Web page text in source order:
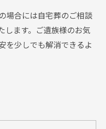
場合には自宅葬のご相談
します。ご遺族様のお気
を少しでも解消できるよ